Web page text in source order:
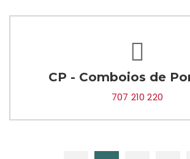
CP - Comboios de
707 210 220